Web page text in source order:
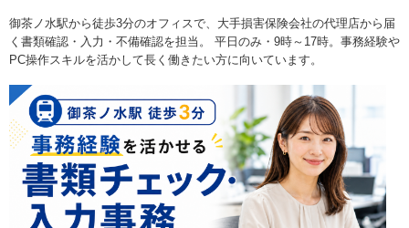
御茶ノ水駅から徒歩3分のオフィスで、大手損害保険会社の代理店から届
く書類確認・入力・不備確認を担当。 平日のみ・9時～17時。事務経験や
PC操作スキルを活かして長く働きたい方に向いています。